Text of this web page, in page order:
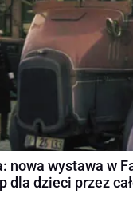
nowa wystawa w
dla dzieci przez